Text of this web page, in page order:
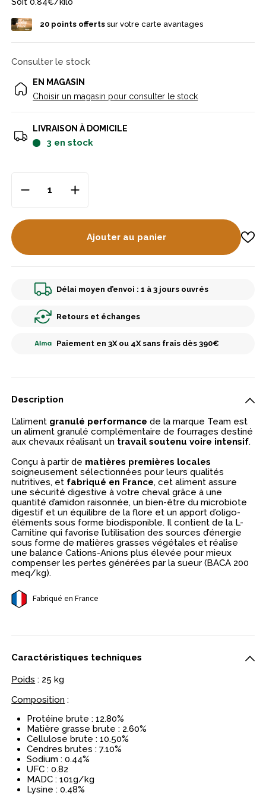
20points offertssur votre carte avantages
Consulter le stock
EN MAGASIN
Choisir un magasin pour consulter le stock
LIVRAISON À DOMICILE
3 en stock
Ajouter au panier
Délai moyen d’envoi : 1 à 3 jours ouvrés
Retours et échanges
Paiement en 3X ou 4X sans frais dès 390€
Description
L’aliment granulé performance de la marque Team est
un aliment granulé complémentaire de fourrages destiné
aux chevaux réalisant un travail soutenu voire intensif.
Conçu à partir de matières premières locales
soigneusement sélectionnées pour leurs qualités
nutritives, et fabriqué en France, cet aliment assure
une sécurité digestive à votre cheval grâce à une
quantité d’amidon raisonnée, un bien-être du microbiote
digestif et un équilibre de la flore et un apport d’oligo-
éléments sous forme biodisponible. Il contient de la L-
Carnitine qui favorise l’utilisation des sources d’énergie
sous forme de matières grasses végétales et réalise
une balance Cations-Anions plus élevée pour mieux
compenser les pertes générées par la sueur (BACA 200
meq/kg).
Fabriqué en France
Caractéristiques techniques
Poids : 25 kg
Composition :
Protéine brute : 12.80%
Matière grasse brute : 2.60%
Cellulose brute : 10.50%
Cendres brutes : 7.10%
Sodium : 0.44%
UFC : 0.82
MADC : 101g/kg
Lysine : 0.48%